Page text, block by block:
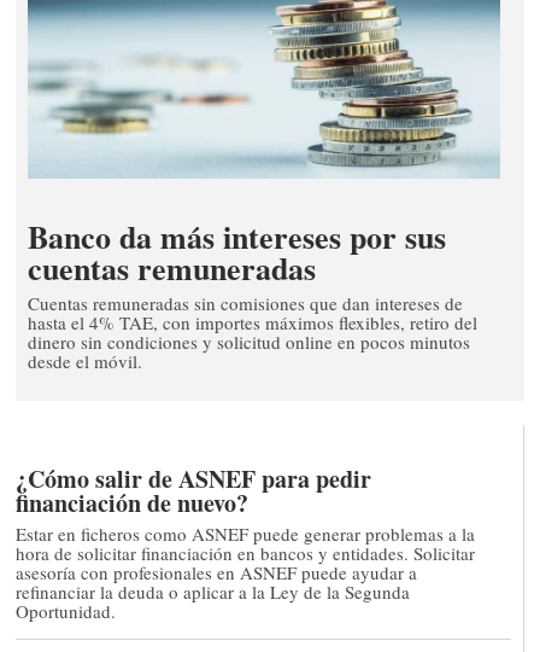
Banco da más intereses por sus
cuentas remuneradas
Cuentas remuneradas sin comisiones que dan intereses de
hasta el 4% TAE, con importes máximos flexibles, retiro del
dinero sin condiciones y solicitud online en pocos minutos
desde el móvil.
¿Cómo salir de ASNEF para pedir
financiación de nuevo?
Estar en ficheros como ASNEF puede generar problemas a la
hora de solicitar financiación en bancos y entidades. Solicitar
asesoría con profesionales en ASNEF puede ayudar a
refinanciar la deuda o aplicar a la Ley de la Segunda
Oportunidad.